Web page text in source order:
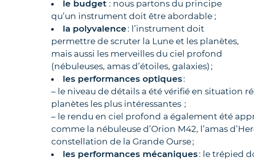
le budget : nous partons du principe
qu’un instrument doit être abordable ;
la polyvalence : l’instrument doit
permettre de scruter la Lune et les planètes,
mais aussi les merveilles du ciel profond
(nébuleuses, amas d’étoiles, galaxies) ;
les performances optiques:
– le niveau de détails a été vérifié en situation
planètes les plus intéressantes ;
– le rendu en ciel profond a également été
comme la nébuleuse d’Orion M42, l’amas
constellation de la Grande Ourse ;
les performances mécaniques: le trépied